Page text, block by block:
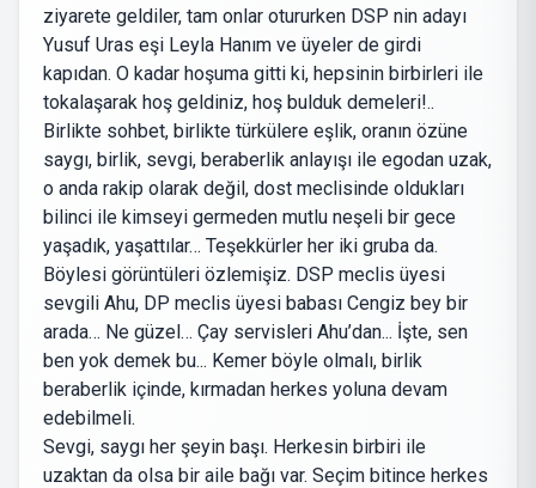
ziyarete geldiler, tam onlar otururken DSP nin adayı
Yusuf Uras eşi Leyla Hanım ve üyeler de girdi
kapıdan. O kadar hoşuma gitti ki, hepsinin birbirleri ile
tokalaşarak hoş geldiniz, hoş bulduk demeleri!..
Birlikte sohbet, birlikte türkülere eşlik, oranın özüne
saygı, birlik, sevgi, beraberlik anlayışı ile egodan uzak,
o anda rakip olarak değil, dost meclisinde oldukları
bilinci ile kimseyi germeden mutlu neşeli bir gece
yaşadık, yaşattılar… Teşekkürler her iki gruba da.
Böylesi görüntüleri özlemişiz. DSP meclis üyesi
sevgili Ahu, DP meclis üyesi babası Cengiz bey bir
arada… Ne güzel… Çay servisleri Ahu’dan... İşte, sen
ben yok demek bu... Kemer böyle olmalı, birlik
beraberlik içinde, kırmadan herkes yoluna devam
edebilmeli.
Sevgi, saygı her şeyin başı. Herkesin birbiri ile
uzaktan da olsa bir aile bağı var. Seçim bitince herkes